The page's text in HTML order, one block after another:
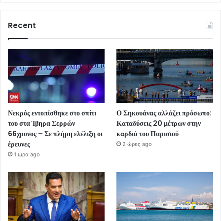
Recent
Νεκρός εντοπίσθηκε στο σπίτι
του στα Ίβηρα Σερρών
66χρονος – Σε πλήρη ελέλιξη οι
έρευνες
1 ώρα ago
Ο Σηκουάνας αλλάζει πρόσωπο:
Καταδύσεις 20 μέτρων στην
καρδιά του Παρισιού
2 ώρες ago